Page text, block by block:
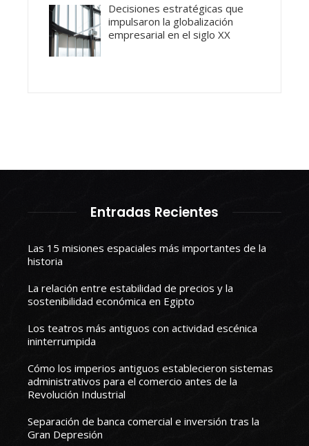
Decisiones estratégicas que
impulsaron la globalización
empresarial en el siglo XX
Entradas Recientes
Las 15 misiones espaciales más importantes de la
historia
La relación entre estabilidad de precios y la
sostenibilidad económica en Egipto
Los teatros más antiguos con actividad escénica
ininterrumpida
Cómo los imperios antiguos establecieron sistemas
administrativos para el comercio antes de la
Revolución Industrial
Separación de banca comercial e inversión tras la
Gran Depresión